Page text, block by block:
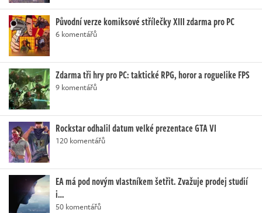
Původní verze komiksové střílečky XIII zdarma pro PC
6 komentářů
Zdarma tři hry pro PC: taktické RPG, horor a roguelike FPS
9 komentářů
Rockstar odhalil datum velké prezentace GTA VI
120 komentářů
EA má pod novým vlastníkem šetřit. Zvažuje prodej studií
i…
50 komentářů